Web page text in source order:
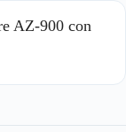
AZ-900 con